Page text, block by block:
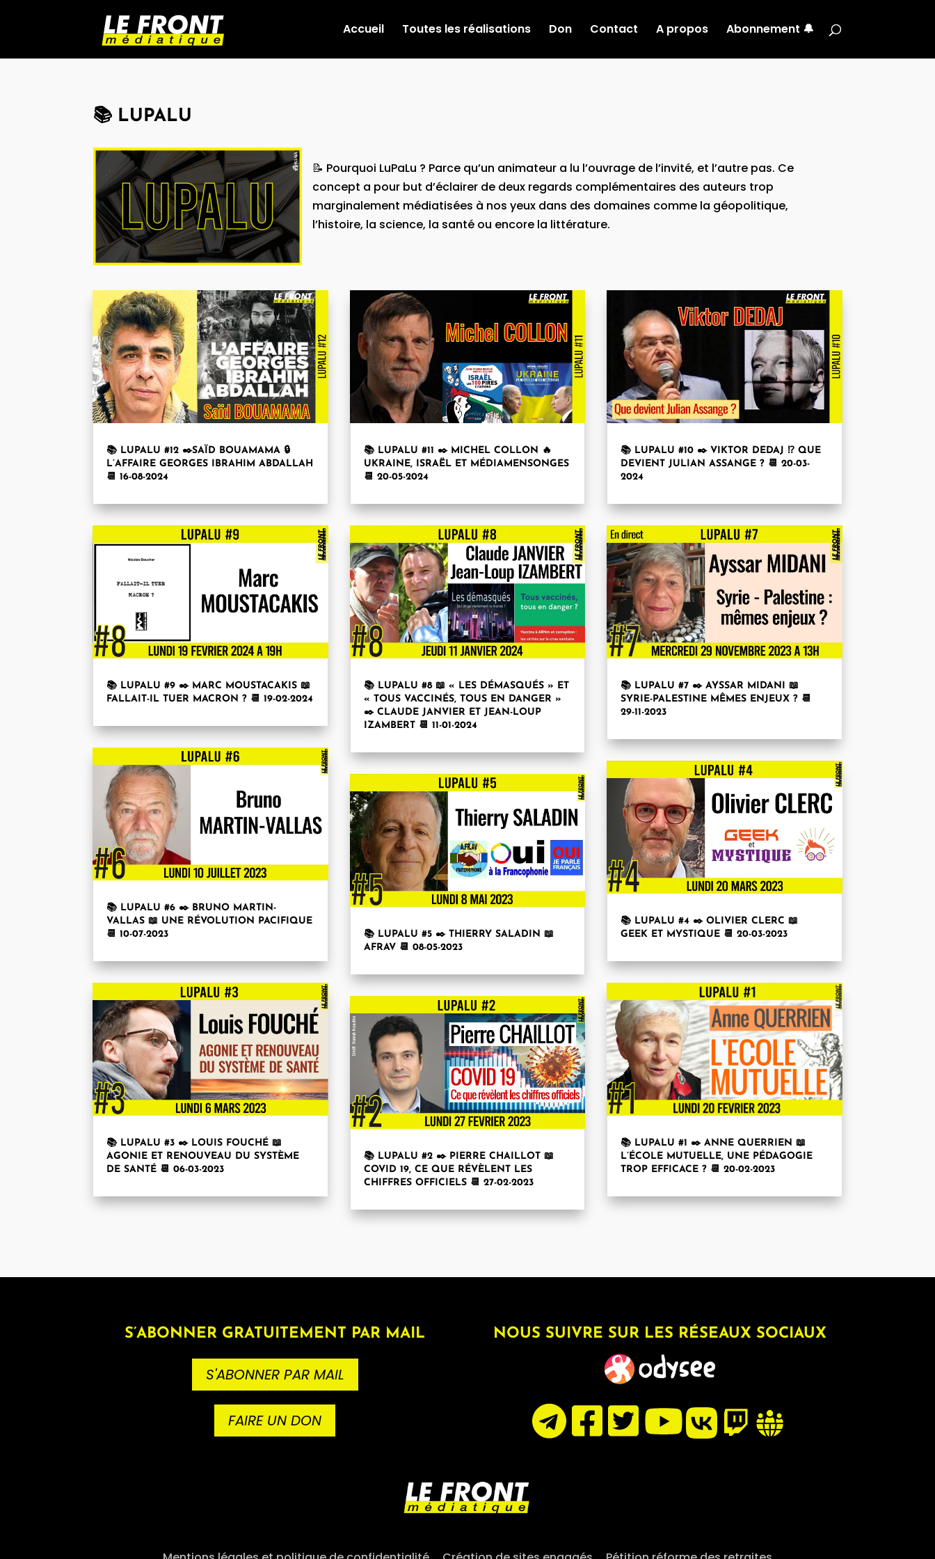
Accueil Toutes les réalisations Don Contact A propos Abonnement 🔔
📚 LUPALU
📝 Pourquoi LuPaLu ? Parce qu’un animateur a lu l’ouvrage de l’invité, et l’autre pas. Ce
concept a pour but d’éclairer de deux regards complémentaires des auteurs trop
marginalement médiatisées à nos yeux dans des domaines comme la géopolitique,
l’histoire, la science, la santé ou encore la littérature.
📚 LUPALU #12 ✒️SAÏD BOUAMAMA 🔒
L’AFFAIRE GEORGES IBRAHIM ABDALLAH
📆 16-08-2024
📚 LUPALU #9 ✒️ MARC MOUSTACAKIS 📖
FALLAIT-IL TUER MACRON ? 📆 19-02-2024
📚 LUPALU #6 ✒️ BRUNO MARTIN-
VALLAS 📖 UNE RÉVOLUTION PACIFIQUE
📆 10-07-2023
📚 LUPALU #3 ✒️ LOUIS FOUCHÉ 📖
AGONIE ET RENOUVEAU DU SYSTÈME
DE SANTÉ 📆 06-03-2023
📚 LUPALU #11 ✒️ MICHEL COLLON 🔥
UKRAINE, ISRAËL ET MÉDIAMENSONGES
📆 20-05-2024
📚 LUPALU #8 📖 « LES DÉMASQUÉS » ET
« TOUS VACCINÉS, TOUS EN DANGER »
✒️ CLAUDE JANVIER ET JEAN-LOUP
IZAMBERT 📆 11-01-2024
📚 LUPALU #5 ✒️ THIERRY SALADIN 📖
AFRAV 📆 08-05-2023
📚 LUPALU #2 ✒️ PIERRE CHAILLOT 📖
COVID 19, CE QUE RÉVÈLENT LES
CHIFFRES OFFICIELS 📆 27-02-2023
📚 LUPALU #10 ✒️ VIKTOR DEDAJ ⁉️ QUE
DEVIENT JULIAN ASSANGE ? 📆 20-03-
2024
📚 LUPALU #7 ✒️ AYSSAR MIDANI 📖
SYRIE-PALESTINE MÊMES ENJEUX ? 📆
29-11-2023
📚 LUPALU #4 ✒️ OLIVIER CLERC 📖
GEEK ET MYSTIQUE 📆 20-03-2023
📚 LUPALU #1 ✒️ ANNE QUERRIEN 📖
L’ÉCOLE MUTUELLE, UNE PÉDAGOGIE
TROP EFFICACE ? 📆 20-02-2023
S’ABONNER GRATUITEMENT PAR MAIL
S'ABONNER PAR MAIL
FAIRE UN DON
NOUS SUIVRE SUR LES RÉSEAUX SOCIAUX